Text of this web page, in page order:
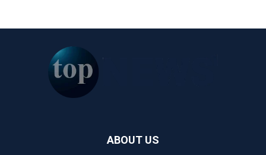
ABOUT US